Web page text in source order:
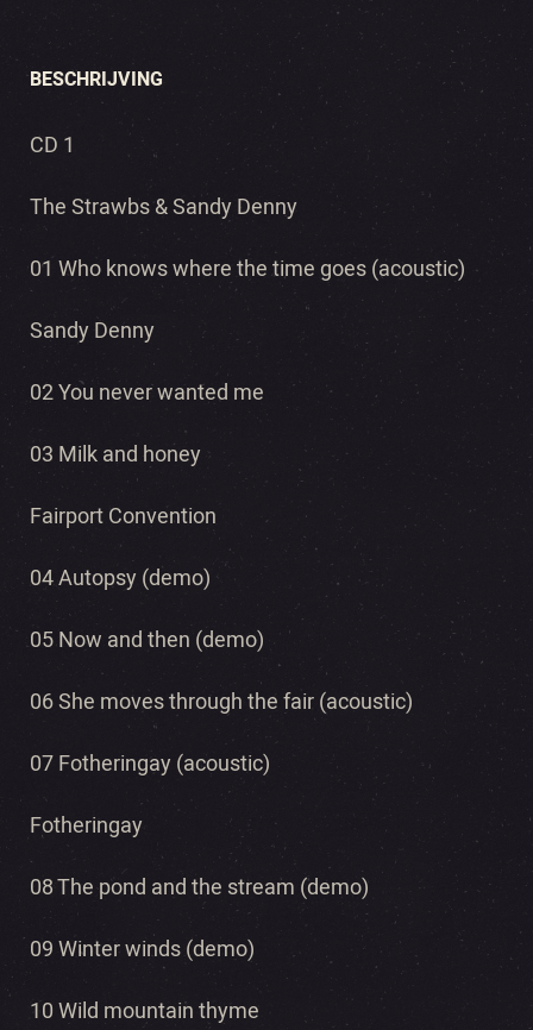
BESCHRIJVING
CD 1
The Strawbs & Sandy Denny
01 Who knows where the time goes (acoustic)
Sandy Denny
02 You never wanted me
03 Milk and honey
Fairport Convention
04 Autopsy (demo)
05 Now and then (demo)
06 She moves through the fair (acoustic)
07 Fotheringay (acoustic)
Fotheringay
08 The pond and the stream (demo)
09 Winter winds (demo)
10 Wild mountain thyme